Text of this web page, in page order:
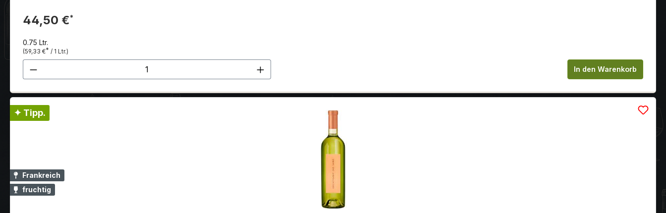
44,50 €*
0.75 Ltr.
(59,33 €* / 1 Ltr.)
Produkt Anzahl: Gib den gewünschten Wert ein oder benutze die Schaltflächen um die Anzahl zu erhöhen oder
In den Warenkorb
✦ Tipp.
Frankreich
fruchtig